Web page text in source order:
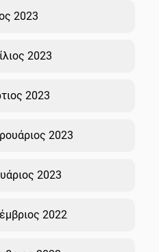
2023
2023
2023
2023
2023
2022